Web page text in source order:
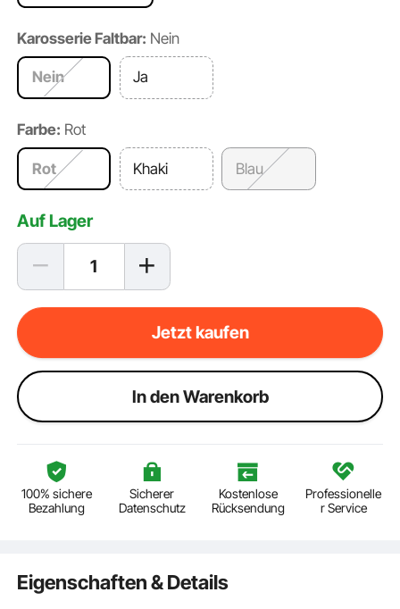
Karosserie Faltbar: Nein
Nein Ja
Farbe: Rot
Rot Khaki Blau
Auf Lager
Jetzt kaufen
ln den Warenkorb
100% sichere
Bezahlung
Sicherer
Datenschutz
Kostenlose
Rücksendung
Professionelle
r Service
Eigenschaften & Details